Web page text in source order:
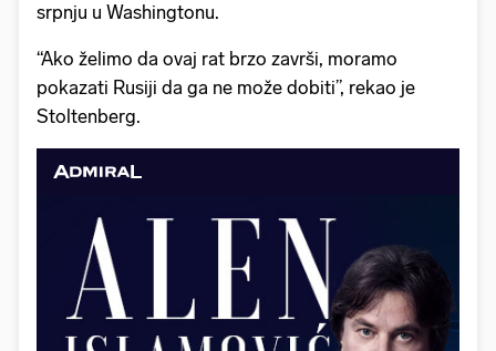
srpnju u Washingtonu.
“Ako želimo da ovaj rat brzo završi, moramo
pokazati Rusiji da ga ne može dobiti”, rekao je
Stoltenberg.